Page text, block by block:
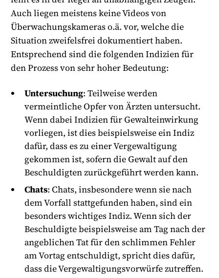
Auch liegen meistens keine Videos von
Überwachungskameras o.ä. vor, welche die
Situation zweifelsfrei dokumentiert haben.
Entsprechend sind die folgenden Indizien für
den Prozess von sehr hoher Bedeutung:
Untersuchung: Teilweise werden
vermeintliche Opfer von Ärzten untersucht.
Wenn dabei Indizien für Gewalteinwirkung
vorliegen, ist dies beispielsweise ein Indiz
dafür, dass es zu einer Vergewaltigung
gekommen ist, sofern die Gewalt auf den
Beschuldigten zurückgeführt werden kann.
Chats: Chats, insbesondere wenn sie nach
dem Vorfall stattgefunden haben, sind ein
besonders wichtiges Indiz. Wenn sich der
Beschuldigte beispielsweise am Tag nach der
angeblichen Tat für den schlimmen Fehler
am Vortag entschuldigt, spricht dies dafür,
dass die Vergewaltigungsvorwürfe zutreffen.